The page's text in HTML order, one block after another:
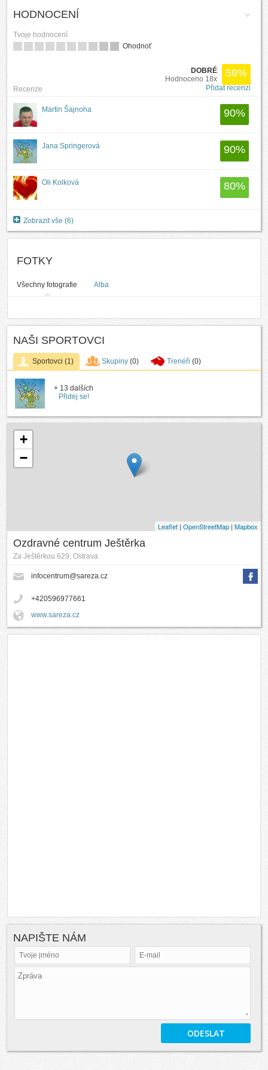
HODNOCENÍ
Tvoje hodnocení
Ohodnoť
59%
DOBRÉ
Hodnoceno 18x
Recenze
Přidat recenzi
Martin Šajnoha 90%
Jana Springerová 90%
Oli Kolková 80%
Zobrazit vše (6)
FOTKY
Všechny fotografie Alba
NAŠI SPORTOVCI
Sportovci (1) Skupiny (0) Trenéři (0)
+ 13 dalších
Přidej se!
+
−
Leaflet | OpenStreetMap | Mapbox
Ozdravné centrum Ještěrka
Za Ještěrkou 629, Ostrava
infocentrum@sareza.cz
+420596977661
www.sareza.cz
NAPIŠTE NÁM